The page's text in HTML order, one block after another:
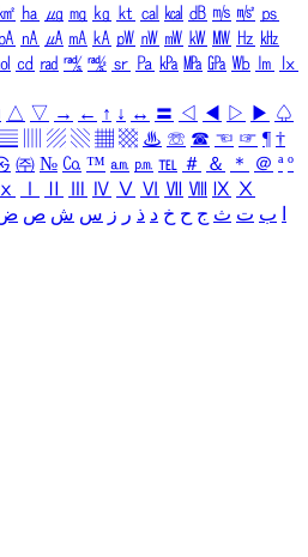
㎢ ㏊ ㎍ ㎎ ㎏ ㏏ ㎈ ㎉ ㏈ ㎧ ㎨ ㎰
㎀ ㎁ ㎂ ㎃ ㎄ ㎺ ㎻ ㎽ ㎾ ㎿ ㎐ ㎑
㏅ ㎭ ㎮ ㎯ ㏛ ㎩ ㎪ ㎫ ㎬ ㏝ ㏐
㏓
△ ▽ → ← ↑ ↓ ↔ 〓 ◁ ◀ ▷ ▶ ♤
▤ ▨ ▧ ▦ ▩ ♨ ☏ ☎ ☜ ☞ ¶ †
㈜ № ㏇ ™ ㏂ ㏘ ℡ ＃ ＆ ＊ ＠ ª º
ⅹ Ⅳ Ⅴ Ⅵ Ⅶ Ⅷ Ⅸ Ⅹ
ب ت ث ج ح خ د ذ ر ز س ش ص